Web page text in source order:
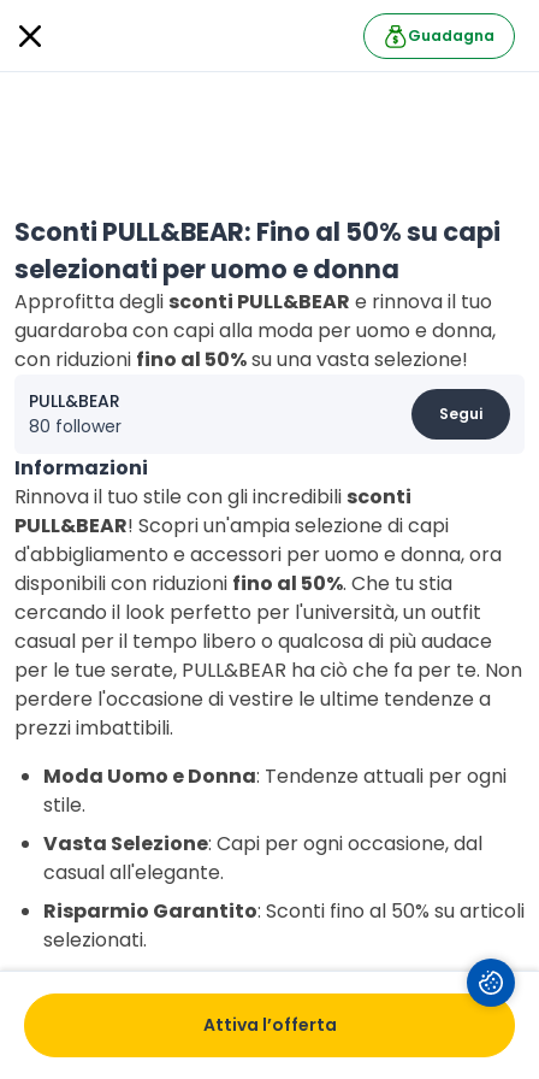
Guadagna
Sconti PULL&BEAR: Fino al 50% su capi
selezionati per uomo e donna
Approfitta degli sconti PULL&BEAR e rinnova il tuo
guardaroba con capi alla moda per uomo e donna,
con riduzioni fino al 50%su una vasta selezione!
PULL&BEAR
80 follower
Segui
Informazioni
Rinnova il tuo stile con gli incredibili sconti
PULL&BEAR! Scopri un'ampia selezione di capi
d'abbigliamento e accessori per uomo e donna, ora
disponibili con riduzioni fino al 50%. Che tu stia
cercando il look perfetto per l'università, un outfit
casual per il tempo libero o qualcosa di più audace
per le tue serate, PULL&BEAR ha ciò che fa per te. Non
perdere l'occasione di vestire le ultime tendenze a
prezzi imbattibili.
Moda Uomo e Donna: Tendenze attuali per ogni
stile.
Vasta Selezione: Capi per ogni occasione, dal
casual all'elegante.
Risparmio Garantito: Sconti fino al 50% su articoli
selezionati.
Affrettati, l'offerta è valida solo per un periodo
limitato!
Istruzioni di utilizzo
Attiva l’offerta